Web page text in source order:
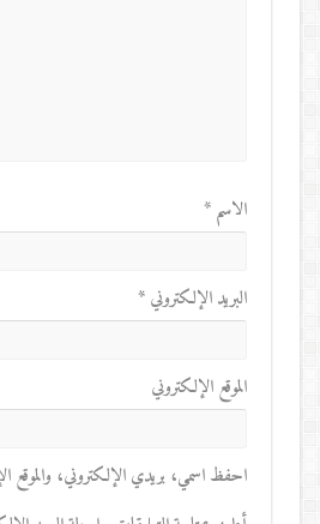
الاسم*
البريد الإلكتروني*
الموقع الإلكتروني
احفظ اسمي، بريدي الإلكتروني، والموقع